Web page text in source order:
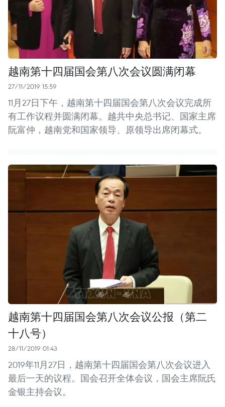
越南第十四届国会第八次会议圆满闭幕
27/11/2019 15:59
11月27日下午，越南第十四届国会第八次会议完成所
有工作议程并圆满闭幕。越共中央总书记、国家主席
阮富仲，越南党和国家领导、原领导出席闭幕式。
越南第十四届国会第八次会议公报（第二
十八号）
28/11/2019 01:43
2019年11月27日，越南第十四届国会第八次会议进入
最后一天的议程。国会召开全体会议，国会主席阮氏
金银主持会议。